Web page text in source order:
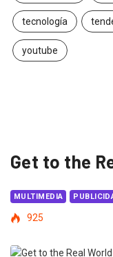
tecnología
youtube
Get to the
MULTIMEDIA
925